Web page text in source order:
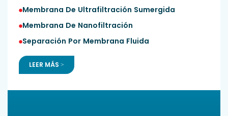
Membrana De Ultrafiltración Sumergida
Membrana De Nanofiltración
Separación Por Membrana Fluida
LEER MÁS >